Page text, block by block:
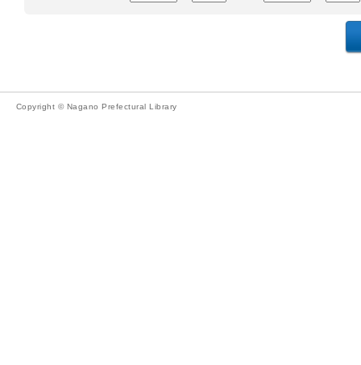
Copyright © Nagano Prefectural Library